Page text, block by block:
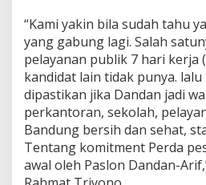
“Kami yakin bila sudah tahu
yang gabung lagi. Salah
pelayanan publik 7 hari kerja
kandidat lain tidak punya.
dipastikan jika Dandan jadi
perkantoran, sekolah,
Bandung bersih dan sehat,
Tentang komitment Perda
awal oleh Paslon Dandan-